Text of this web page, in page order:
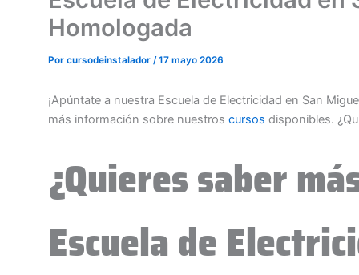
Homologada
Por cursodeinstalador /17 mayo 2026
¡Apúntate a nuestra Escuela de Electricidad en San
más información sobre nuestros cursos disponibles.
¿Quieres saber
Escuela de